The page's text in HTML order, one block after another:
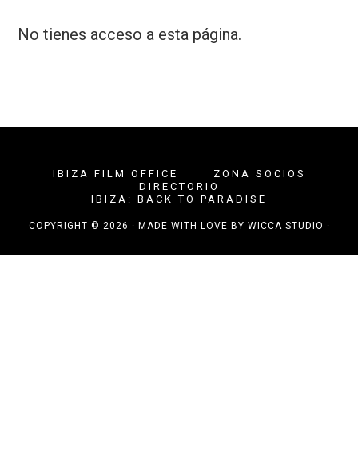
No tienes acceso a esta página.
IBIZA FILM OFFICE
ZONA SOCIOS
DIRECTORIO
IBIZA: BACK TO PARADISE
COPYRIGHT © 2026 · MADE WITH LOVE BY WICCA STUDIO ·